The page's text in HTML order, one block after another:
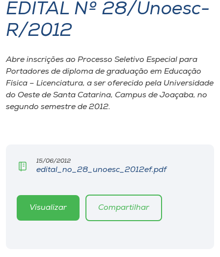
Internacionalização
I.nova
Diplomados
Cultura
EDITAL Nº 28/Unoesc-
R/2012
Abre inscrições ao Processo Seletivo Especial para
Portadores de diploma de graduação em Educação
Física – Licenciatura, a ser oferecido pela Universidade
do Oeste de Santa Catarina, Campus de Joaçaba, no
segundo semestre de 2012.
15/06/2012
edital_no_28_unoesc_2012ef.pdf
Visualizar Compartilhar